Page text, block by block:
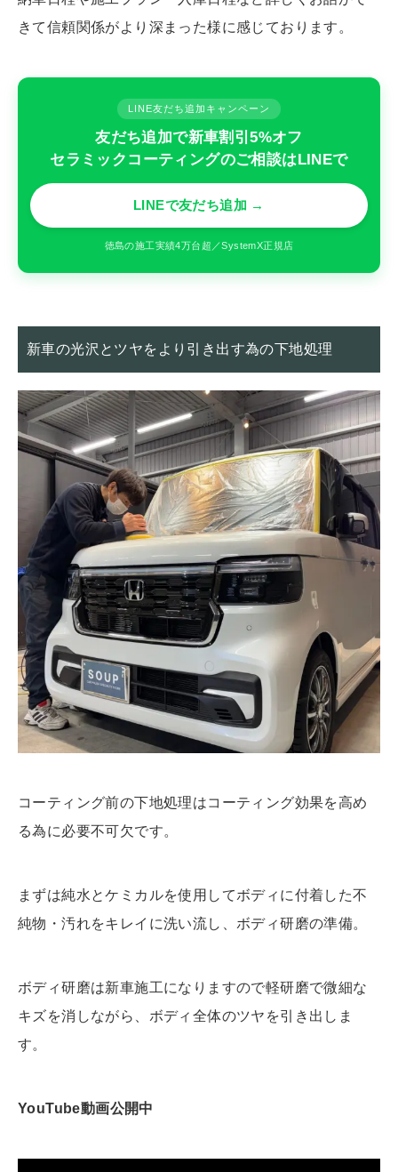
きて信頼関係がより深まった様に感じております。
LINE友だち追加キャンペーン
友だち追加で新車割引5%オフ
セラミックコーティングのご相談はLINEで
LINEで友だち追加 →
徳島の施工実績4万台超／SystemX正規店
新車の光沢とツヤをより引き出す為の下地処理
コーティング前の下地処理はコーティング効果を高め
る為に必要不可欠です。
まずは純水とケミカルを使用してボディに付着した不
純物・汚れをキレイに洗い流し、ボディ研磨の準備。
ボディ研磨は新車施工になりますので軽研磨で微細な
キズを消しながら、ボディ全体のツヤを引き出しま
す。
YouTube動画公開中